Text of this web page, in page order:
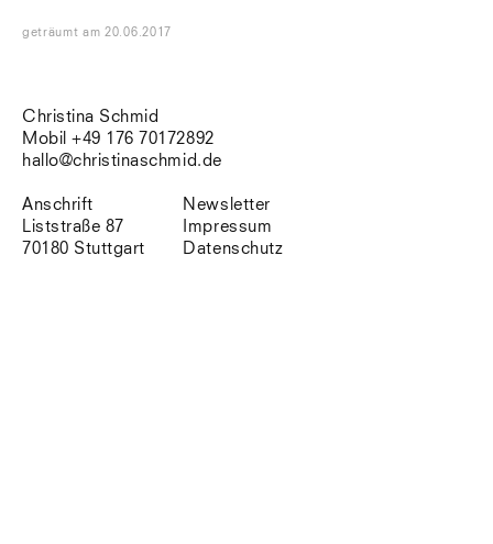
geträumt am20.06.2017
Christina Schmid
Mobil +49 176 70172892
hallo@christinaschmid.de
Anschrift
Liststraße 87
70180 Stuttgart
Newsletter
Impressum
Datenschutz